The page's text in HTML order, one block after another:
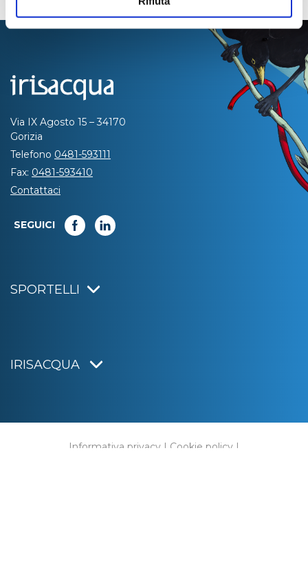
Via IX Agosto 15 – 34170
Gorizia
Telefono 0481-593111
Fax: 0481-593410
Contattaci
SEGUICI
SPORTELLI
IRISACQUA
Informativa privacy | Cookie policy |